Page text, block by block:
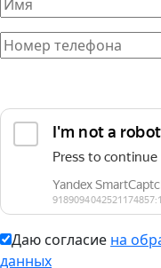
Даю согласие на
данных